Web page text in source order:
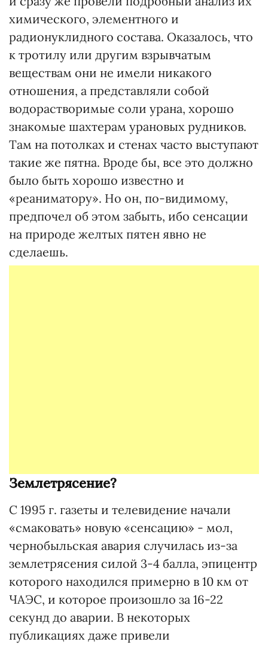
химического, элементного и
радионуклидного состава. Оказалось, что
к тротилу или другим взрывчатым
веществам они не имели никакого
отношения, а представляли собой
водорастворимые соли урана, хорошо
знакомые шахтерам урановых рудников.
Там на потолках и стенах часто выступают
такие же пятна. Вроде бы, все это должно
было быть хорошо известно и
«реаниматору». Но он, по-видимому,
предпочел об этом забыть, ибо сенсации
на природе желтых пятен явно не
сделаешь.
Землетрясение?
С 1995 г. газеты и телевидение начали
«смаковать» новую «сенсацию» - мол,
чернобыльская авария случилась из-за
землетрясения силой 3-4 балла, эпицентр
которого находился примерно в 10 км от
ЧАЭС, и которое произошло за 16-22
секунд до аварии. В некоторых
публикациях даже привели